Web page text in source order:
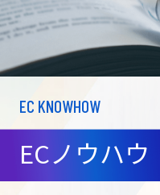
EC KNOWHOW
ECノウハウ